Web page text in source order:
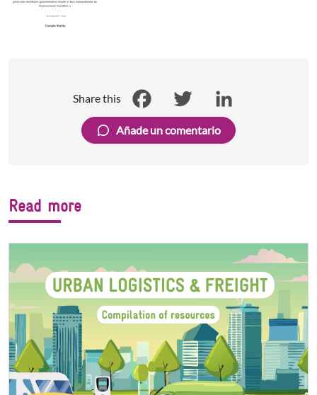
Share this
Facebook Twitter LinkedIn
Añade un comentario
Read more